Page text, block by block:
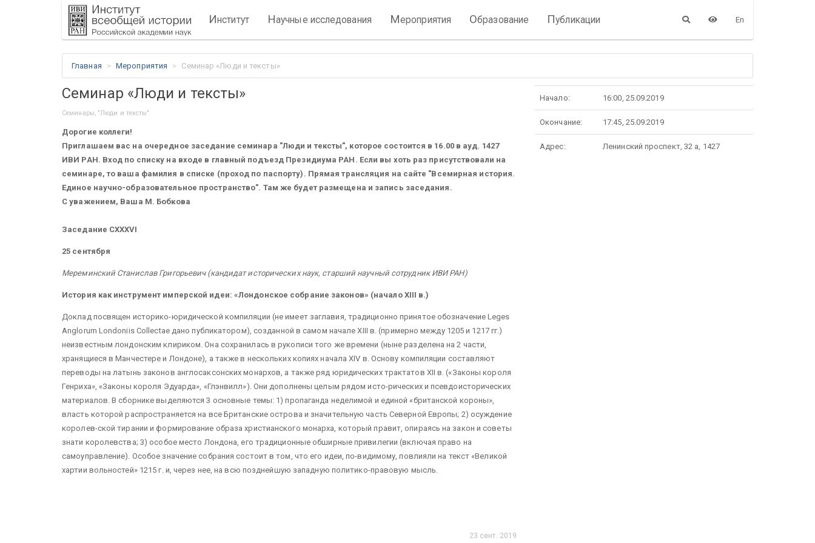
Институт Научные исследования Мероприятия Образование Публикации En
Главная Мероприятия Семинар «Люди и тексты»
Семинар «Люди и тексты»
Семинары, "Люди и тексты"
Дорогие коллеги!
Приглашаем вас на очередное заседание семинара "Люди и тексты", которое состоится в 16.00 в ауд. 1427
ИВИ РАН. Вход по списку на входе в главный подъезд Президиума РАН. Если вы хоть раз присутствовали на
семинаре, то ваша фамилия в списке (проход по паспорту). Прямая трансляция на сайте "Всемирная история.
Единое научно-образовательное пространство". Там же будет размещена и запись заседания.
С уважением, Ваша М. Бобкова
Заседание CXXXVI
25 сентября
Мереминский Станислав Григорьевич (кандидат исторических наук, старший научный сотрудник ИВИ РАН)
История как инструмент имперской идеи: «Лондонское собрание законов» (начало XIII в.)
Доклад посвящен историко-юридической компиляции (не имеет заглавия, традиционно принятое обозначение Leges
Anglorum Londoniis Collectae дано публикатором), созданной в самом начале XIII в. (примерно между 1205 и 1217 гг.)
неизвестным лондонским клириком. Она сохранилась в рукописи того же времени (ныне разделена на 2 части,
хранящиеся в Манчестере и Лондоне), а также в нескольких копиях начала XIV в. Основу компиляции составляют
переводы на латынь законов англосаксонских монархов, а также ряд юридических трактатов XII в. («Законы короля
Генриха», «Законы короля Эдуарда», «Глэнвилл»). Они дополнены целым рядом исто-рических и псевдоисторических
материалов. В сборнике выделяются 3 основные темы: 1) пропаганда неделимой и единой «британской короны»,
власть которой распространяется на все Британские острова и значительную часть Северной Европы; 2) осуждение
королев-ской тирании и формирование образа христианского монарха, который правит, опираясь на закон и советы
знати королевства; 3) особое место Лондона, его традиционные обширные привилегии (включая право на
самоуправление). Особое значение собрания состоит в том, что его идеи, по-видимому, повлияли на текст «Великой
хартии вольностей» 1215 г. и, через нее, на всю позднейшую западную политико-правовую мысль.
23 сент. 2019
Начало: 16:00, 25.09.2019
Окончание: 17:45, 25.09.2019
Адрес: Ленинский проспект, 32 а, 1427